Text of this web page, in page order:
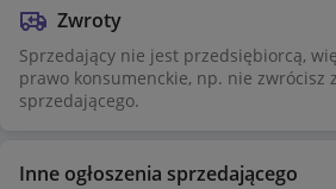
Zwroty
Sprzedający nie jest przedsiębiorcą,
prawo konsumenckie, np. nie zwrócisz
sprzedającego.
Inne ogłoszenia sprzedającego